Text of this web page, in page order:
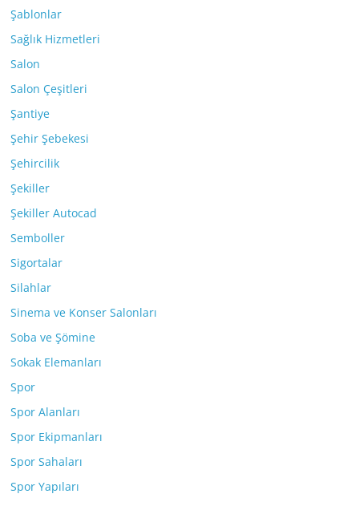
Şablonlar
Sağlık Hizmetleri
Salon
Salon Çeşitleri
Şantiye
Şehir Şebekesi
Şehircilik
Şekiller
Şekiller Autocad
Semboller
Sigortalar
Silahlar
Sinema ve Konser Salonları
Soba ve Şömine
Sokak Elemanları
Spor
Spor Alanları
Spor Ekipmanları
Spor Sahaları
Spor Yapıları